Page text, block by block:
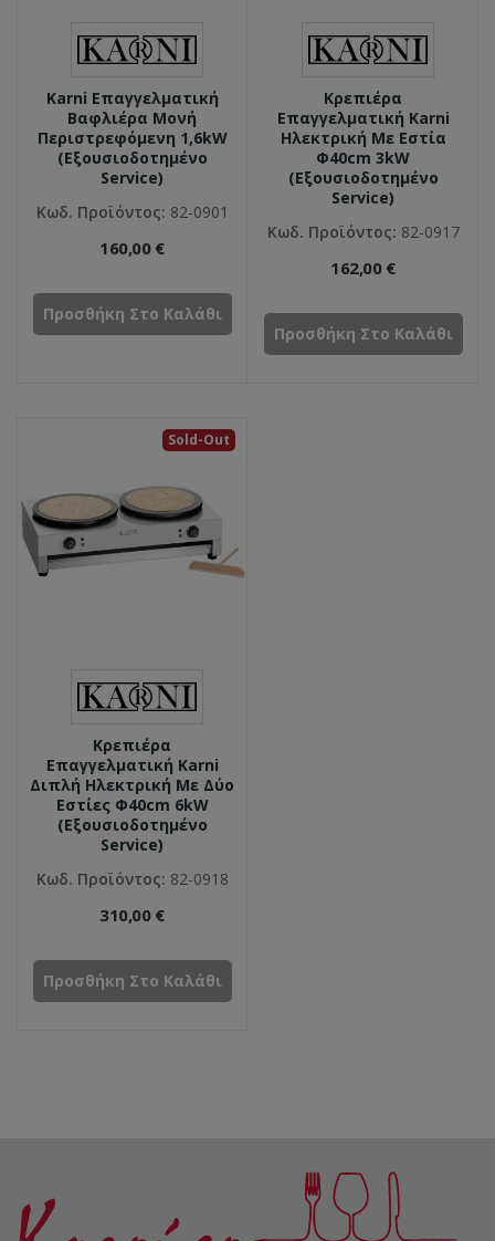
Karni Επαγγελματική
Βαφλιέρα Μονή
Περιστρεφόμενη 1,6kW
(Εξουσιοδοτημένο
Service)
Κωδ. Προϊόντος: 82-0901
160,00 €
Προσθήκη Στο Καλάθι
Κρεπιέρα
Επαγγελματική Karni
Ηλεκτρική Με Εστία
Φ40cm 3kW
(Εξουσιοδοτημένο
Service)
Κωδ. Προϊόντος: 82-0917
162,00 €
Προσθήκη Στο Καλάθι
Sold-Out
Κρεπιέρα
Επαγγελματική Karni
Διπλή Ηλεκτρική Με Δύο
Εστίες Φ40cm 6kW
(Εξουσιοδοτημένο
Service)
Κωδ. Προϊόντος: 82-0918
310,00 €
Προσθήκη Στο Καλάθι